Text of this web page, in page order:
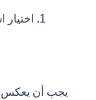
اختيار
يجب أن يعكس